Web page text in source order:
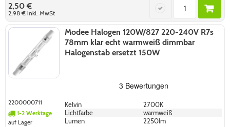
2,50 €
2,98 €inkl. MwSt
Modee Halogen 120W/827 220-240V R7s
78mm klar echt warmweiß dimmbar
Halogenstab ersetzt 150W
2200000711
1-2 Werktage
auf Lager
Kelvin
2700K
Lichtfarbe
warmweiß
Lumen
2250lm